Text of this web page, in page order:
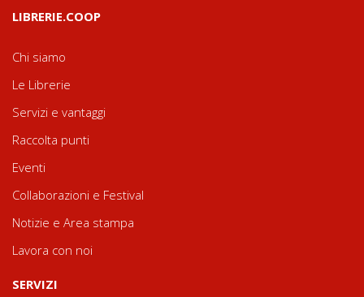
LIBRERIE.COOP
Chi siamo
Le Librerie
Servizi e vantaggi
Raccolta punti
Eventi
Collaborazioni e Festival
Notizie e Area stampa
Lavora con noi
SERVIZI